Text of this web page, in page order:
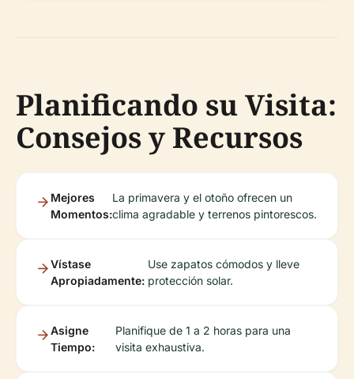
Planificando su Visita:
Consejos y Recursos
Mejores
Momentos:
La primavera y el otoño ofrecen un
clima agradable y terrenos pintorescos.
Vístase
Apropiadamente:
Use zapatos cómodos y lleve
protección solar.
Asigne
Tiempo:
Planifique de 1 a 2 horas para una
visita exhaustiva.